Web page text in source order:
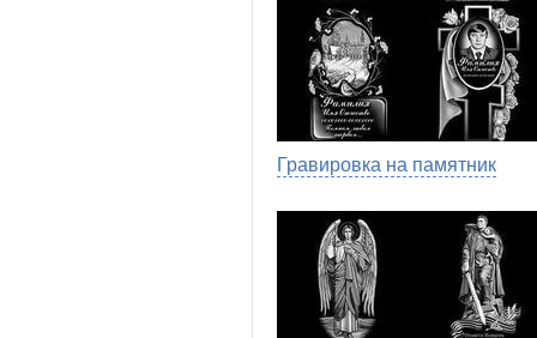
Гравировка на памятник